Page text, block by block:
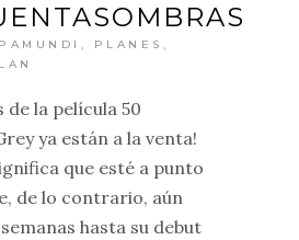
, PLANES ,
de la película 50
ya están a la venta!
que esté a punto
de lo contrario, aún
hasta su debut